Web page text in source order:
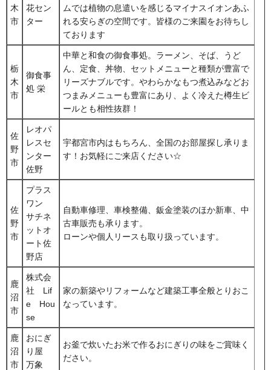
木
市
花セン
ター
ムでは植物の息遣いを感じるマイナスイオンあふ
れる安らぎの空間です。皆様のご来園をお待ちし
ております
栃
木
市
御食事
処 栄
中華と和食の御食事処。ラーメン、そば、うど
ん、定食、丼物、セットメニューと種類が豊富で
リーズナブルです。やわらかなもつ煮込みなどお
つまみメニューも豊富にあり、よく冷えた樽生ビ
ールとも相性抜群！
佐
野
市
レオパ
レスセ
ンター
佐野
宇都宮市内はもちろん、全国のお部屋探し承りま
す！お気軽にご来店ください☆
佐
野
市
プラス
ワン
サチネ
ットオ
ート佐
野店
自動車修理、車検整備、鈑金塗装のほか新車、中
古車販売も承ります。
ローンや個人リースも取り扱っています。
鹿
沼
市
株式会
社 Lif
e Hou
se
家の新築やリフォームなど建築工事全般とりおこ
なっています。
鹿
沼
市
おにぎ
り屋
万象
お釜で炊いたお米で作るおにぎりの味をご賞味く
ださい。